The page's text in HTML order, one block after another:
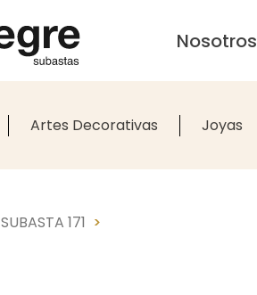
Nosotros
Artes Decorativas Joyas
SUBASTA 171